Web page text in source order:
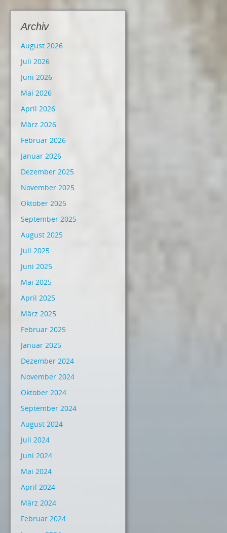
Archiv
August 2026
Juli 2026
Juni 2026
Mai 2026
April 2026
März 2026
Februar 2026
Januar 2026
Dezember 2025
November 2025
Oktober 2025
September 2025
August 2025
Juli 2025
Juni 2025
Mai 2025
April 2025
März 2025
Februar 2025
Januar 2025
Dezember 2024
November 2024
Oktober 2024
September 2024
August 2024
Juli 2024
Juni 2024
Mai 2024
April 2024
März 2024
Februar 2024